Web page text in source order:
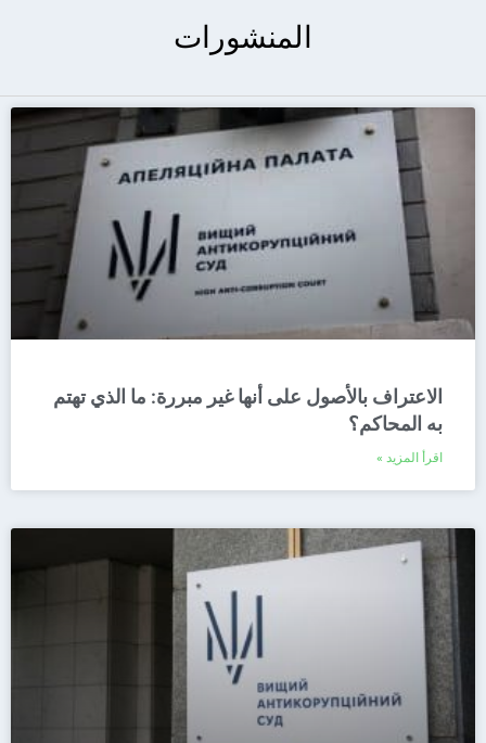
المنشورات
الاعتراف بالأصول على أنها غير مبررة: ما الذي تهتم
به المحاكم؟
اقرأ المزيد »